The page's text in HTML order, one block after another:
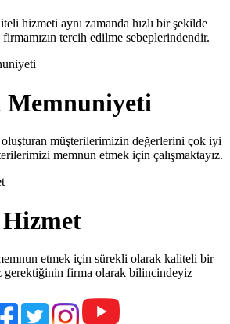
hizmeti aynı zamanda hızlı bir şekilde
firmamızın tercih edilme sebeplerindendir.
Memnuniyeti
müşterilerimizin değerlerini çok iyi
memnun etmek için çalışmaktayız.
etmek için sürekli olarak kaliteli bir
gerektiğinin firma olarak bilincindeyiz